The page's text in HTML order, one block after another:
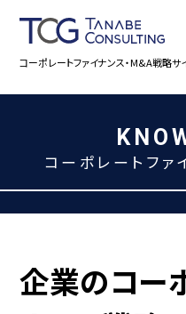
コーポレートファイナンス・M&A戦略サ
コーポレートフ
企業のコー